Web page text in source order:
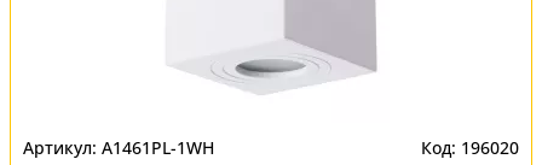
A1461PL-1WH 196020